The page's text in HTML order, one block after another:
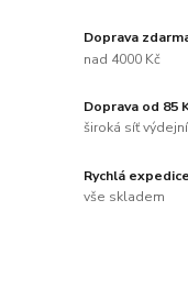
Doprava
nad 4000 Kč
Doprava od 85
široká síť
Rychlá
vše skladem